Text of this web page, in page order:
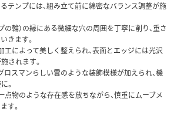
テンプには、組み立て前に綿密なバランス調整が施
の輪）の縁にある微細な穴の周囲を丁寧に削り、重さ
きます。
工によって美しく整えられ、表面とエッジには光沢
されます。
ロスマンらしい雲のような装飾模様が加えられ、機
。
点物のような存在感を放ちながら、慎重にムーブメ
す。